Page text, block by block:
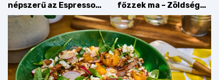
népszerű az Espresso
Martini – és mit
érdemes enni mellé?
főzzek ma – Zöldség
minden mennyiségben